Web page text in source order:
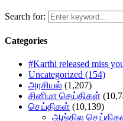
Search for:
Categories
#Karthi released miss
Uncategorized (154)
அரசியல் (1,207)
சினிமா செய்திகள்
செய்திகள் (10,139)
ஆங்கில